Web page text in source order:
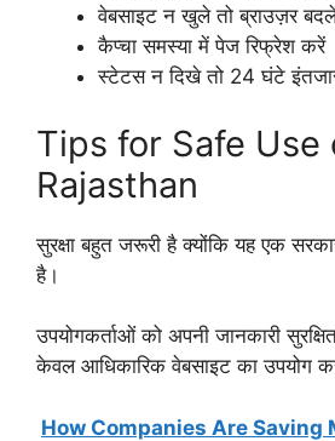
वेबसाइट न खुले तो ब्राउज़र
कैप्चा समस्या में पेज रिफ्रेश करें
स्टेटस न दिखे तो 24 घंटे
Tips for Safe Use
Rajasthan
सुरक्षा बहुत जरूरी है क्योंकि यह एक
है।
उपयोगकर्ताओं को अपनी जानकारी
केवल आधिकारिक वेबसाइट का उपयोग
How Companies Are Saving